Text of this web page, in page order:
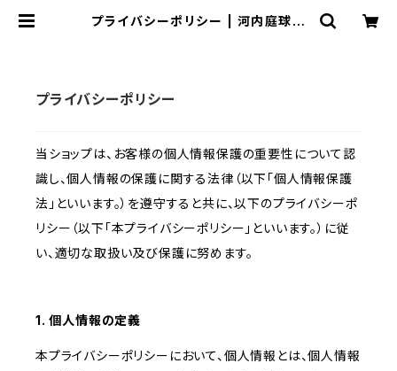
プライバシーポリシー | 河内庭球倶
プライバシーポリシー
当ショップは、お客様の個人情報保護の重要性について認
識し、個人情報の保護に関する法律（以下「個人情報保護
法」といいます。）を遵守すると共に、以下のプライバシーポ
リシー（以下「本プライバシーポリシー」といいます。）に従
い、適切な取扱い及び保護に努めます。
1. 個人情報の定義
本プライバシーポリシーにおいて、個人情報とは、個人情報